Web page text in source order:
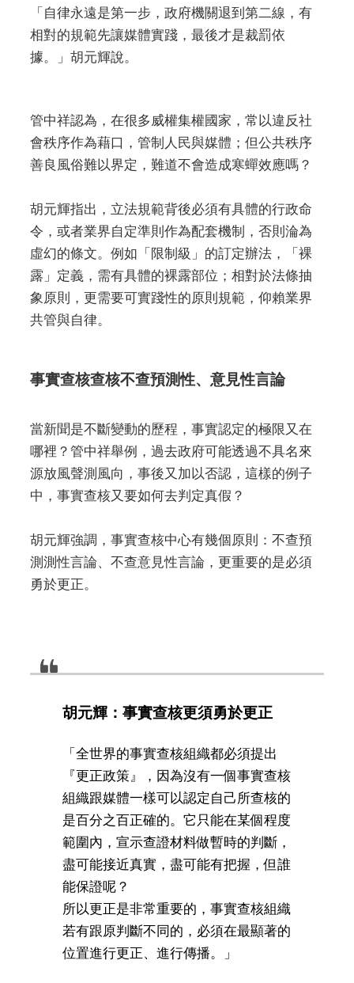
「自律永遠是第一步，政府機關退到第二線，有
相對的規範先讓媒體實踐，最後才是裁罰依
據。」胡元輝說。
管中祥認為，在很多威權集權國家，常以違反社
會秩序作為藉口，管制人民與媒體；但公共秩序
善良風俗難以界定，難道不會造成寒蟬效應嗎？
胡元輝指出，立法規範背後必須有具體的行政命
令，或者業界自定準則作為配套機制，否則淪為
虛幻的條文。例如「限制級」的訂定辦法，「裸
露」定義，需有具體的裸露部位；相對於法條抽
象原則，更需要可實踐性的原則規範，仰賴業界
共管與自律。
事實查核查核不查預測性、意見性言論
當新聞是不斷變動的歷程，事實認定的極限又在
哪裡？管中祥舉例，過去政府可能透過不具名來
源放風聲測風向，事後又加以否認，這樣的例子
中，事實查核又要如何去判定真假？
胡元輝強調，事實查核中心有幾個原則：不查預
測測性言論、不查意見性言論，更重要的是必須
勇於更正。
胡元輝：事實查核更須勇於更正
「全世界的事實查核組織都必須提出
『更正政策』，因為沒有一個事實查核
組織跟媒體一樣可以認定自己所查核的
是百分之百正確的。它只能在某個程度
範圍內，宣示查證材料做暫時的判斷，
盡可能接近真實，盡可能有把握，但誰
能保證呢？
所以更正是非常重要的，事實查核組織
若有跟原判斷不同的，必須在最顯著的
位置進行更正、進行傳播。」